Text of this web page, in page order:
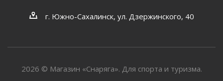
г. Южно-Сахалинск, ул. Дзержинского, 40
2026 © Магазин «Снаряга». Для спорта и туризма.